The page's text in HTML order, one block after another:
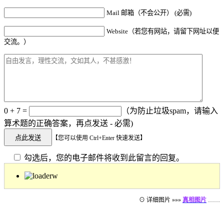
Mail 邮箱（不会公开） (必需)
Website（若您有网站，请留下网址以便
交流。）
0 + 7 =
（为防止垃圾spam，请输入
算术题的正确答案，再点发送 - 必需)
【您可以使用 Ctrl+Enter 快速发送】
勾选后，您的电子邮件将收到此留言的回复。
⊙ 详细图片 »»» 真相图片 ……